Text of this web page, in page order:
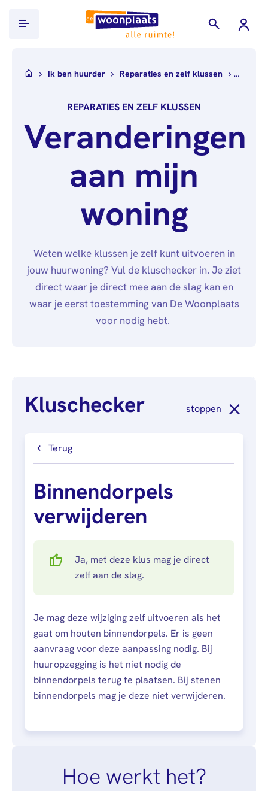
Ik ben huurder
Documenten
inleveren
Inkomensverklaring
Belastingdienst
Loonstroken/uitkeringsspecificaties
Verhuurdersverklaring
Basisregistratie
Personen (BRP)
Stukken van de
bewindvoerder
PIN-
Over ons
Governance
Algemeen
Raad van
Commissarissen
Stage &
afstuderen
Arbeidsvoorwaarden
Mail 0900 - 9678
Ik ben huurder Reparaties en zelf klussen
REPARATIES EN ZELF KLUSSEN
Veranderingen
aan mijn
woning
Weten welke klussen je zelf kunt uitvoeren in
jouw huurwoning? Vul de kluschecker in. Je ziet
direct waar je direct mee aan de slag kan en
waar je eerst toestemming van De Woonplaats
voor nodig hebt.
Kluschecker stoppen
Terug
Binnendorpels
verwijderen
Ja, met deze klus mag je direct
zelf aan de slag.
Je mag deze wijziging zelf uitvoeren als het
gaat om houten binnendorpels. Er is geen
aanvraag voor deze aanpassing nodig. Bij
huuropzegging is het niet nodig de
binnendorpels terug te plaatsen. Bij stenen
binnendorpels mag je deze niet verwijderen.
Hoe werkt het?